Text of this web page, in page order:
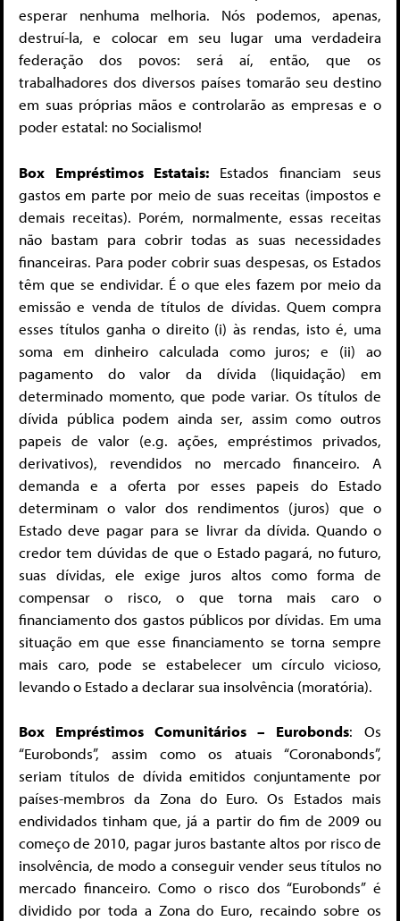
esperar nenhuma melhoria. Nós podemos, apenas,
destruí-la, e colocar em seu lugar uma verdadeira
federação dos povos: será aí, então, que os
trabalhadores dos diversos países tomarão seu destino
em suas próprias mãos e controlarão as empresas e o
poder estatal: no Socialismo!
Box Empréstimos Estatais: Estados financiam seus
gastos em parte por meio de suas receitas (impostos e
demais receitas). Porém, normalmente, essas receitas
não bastam para cobrir todas as suas necessidades
financeiras. Para poder cobrir suas despesas, os Estados
têm que se endividar. É o que eles fazem por meio da
emissão e venda de títulos de dívidas. Quem compra
esses títulos ganha o direito (i) às rendas, isto é, uma
soma em dinheiro calculada como juros; e (ii) ao
pagamento do valor da dívida (liquidação) em
determinado momento, que pode variar. Os títulos de
dívida pública podem ainda ser, assim como outros
papeis de valor (e.g. ações, empréstimos privados,
derivativos), revendidos no mercado financeiro. A
demanda e a oferta por esses papeis do Estado
determinam o valor dos rendimentos (juros) que o
Estado deve pagar para se livrar da dívida. Quando o
credor tem dúvidas de que o Estado pagará, no futuro,
suas dívidas, ele exige juros altos como forma de
compensar o risco, o que torna mais caro o
financiamento dos gastos públicos por dívidas. Em uma
situação em que esse financiamento se torna sempre
mais caro, pode se estabelecer um círculo vicioso,
levando o Estado a declarar sua insolvência (moratória).
Box Empréstimos Comunitários – Eurobonds: Os
“Eurobonds”, assim como os atuais “Coronabonds”,
seriam títulos de dívida emitidos conjuntamente por
países-membros da Zona do Euro. Os Estados mais
endividados tinham que, já a partir do fim de 2009 ou
começo de 2010, pagar juros bastante altos por risco de
insolvência, de modo a conseguir vender seus títulos no
mercado financeiro. Como o risco dos “Eurobonds” é
dividido por toda a Zona do Euro, recaindo sobre os